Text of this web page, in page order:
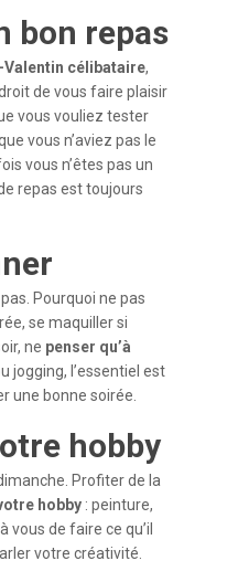
bon repas
Valentin célibataire,
de vous faire plaisir
vous vouliez tester
vous n’aviez pas le
vous n’êtes pas un
repas est toujours
Pourquoi ne pas
se maquiller si
ne penser qu’à
jogging, l’essentiel est
une bonne soirée.
hobby
Profiter de la
hobby : peinture,
vous de faire ce qu’il
votre créativité.